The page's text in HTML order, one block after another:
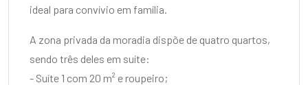
ideal para convívio em família.
A zona privada da moradia dispõe de quatro quartos,
sendo três deles em suíte:
- Suíte 1 com 20 m² e roupeiro;